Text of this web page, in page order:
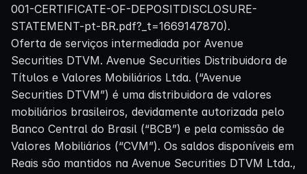
001-CERTIFICATE-OF-DEPOSITDISCLOSURE-
STATEMENT-pt-BR.pdf?_t=1669147870).
Oferta de serviços intermediada por Avenue
Securities DTVM. Avenue Securities Distribuidora de
Títulos e Valores Mobiliários Ltda. (“Avenue
Securities DTVM”) é uma distribuidora de valores
mobiliários brasileiros, devidamente autorizada pelo
Banco Central do Brasil (“BCB”) e pela comissão de
Valores Mobiliários (“CVM”). Os saldos disponíveis em
Reais são mantidos na Avenue Securities DTVM Ltda.,